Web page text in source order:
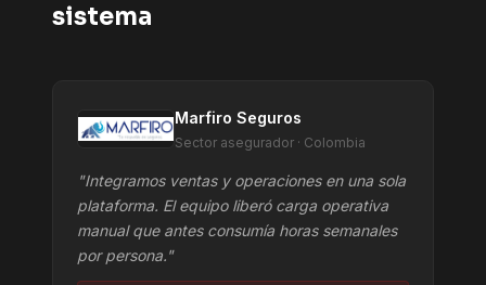
sistema
Marfiro Seguros
Sector asegurador · Colombia
"Integramos ventas y operaciones en una sola
plataforma. El equipo liberó carga operativa
manual que antes consumía horas semanales
por persona."